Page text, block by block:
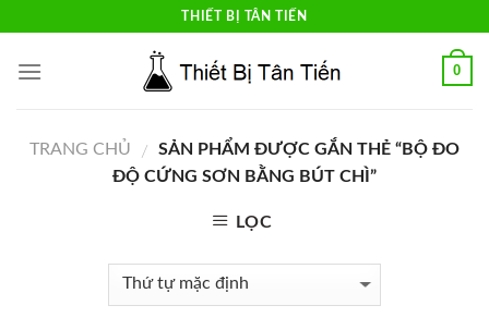
content
THIẾT BỊ TÂN TIẾN
0
TRANG CHỦ /
SẢN PHẨM ĐƯỢC GẮN THẺ “BỘ ĐO
ĐỘ CỨNG SƠN BẰNG BÚT CHÌ”
LỌC